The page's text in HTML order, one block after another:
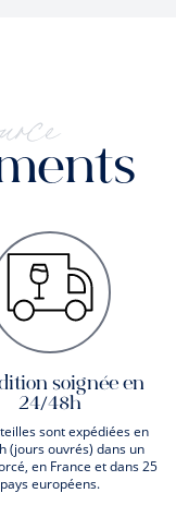
soignée en
24/48h
sont expédiées en
(jours ouvrés) dans un
en France et dans 25
pays européens.